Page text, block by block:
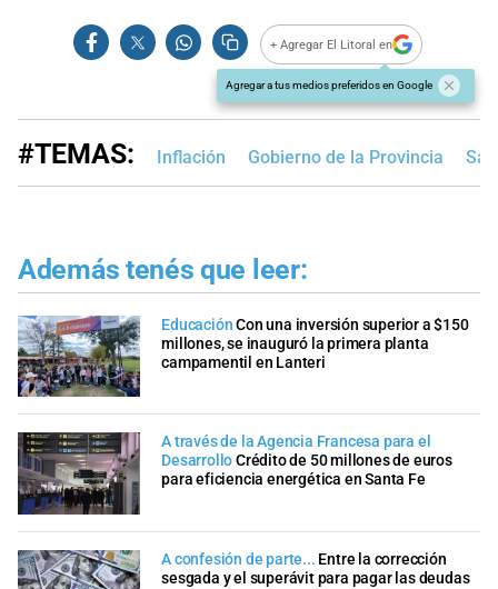
+ Agregar El Litoral en
Agregar a tus medios preferidos en Google
#TEMAS: Inflación Gobierno de la Provincia
Además tenés que leer:
EducaciónCon una inversión superior a $150
millones, se inauguró la primera planta
campamentil en Lanteri
A través de la Agencia Francesa para el
DesarrolloCrédito de 50 millones de euros
para eficiencia energética en Santa Fe
A confesión de parte... Entre la corrección
sesgada y el superávit para pagar las deudas